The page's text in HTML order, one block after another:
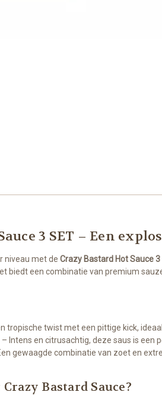
3 SET – Een
niveau met de Crazy Bastard Hot Sauce 3
biedt een combinatie van premium
tropische twist met een pittige kick,
– Intens en citrusachtig, deze saus is een
gewaagde combinatie van zoet en
Bastard Sauce?